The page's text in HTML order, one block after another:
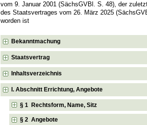
vom 9. Januar 2001 (SächsGVBl. S. 48), der
des Staatsvertrages vom 26. März 2025
worden ist
Bekanntmachung
Staatsvertrag
Inhaltsverzeichnis
I. Abschnitt Errichtung, Angebote
§ 1 Rechtsform, Name, Sitz
§ 2 Angebote